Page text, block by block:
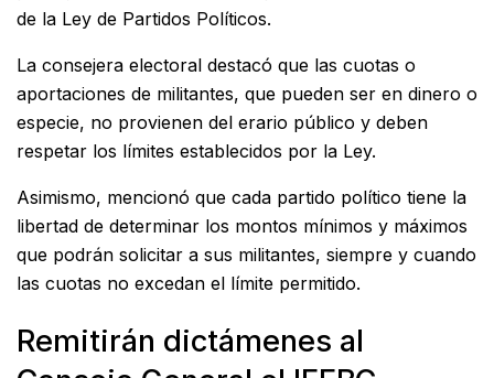
de la Ley de Partidos Políticos.
La consejera electoral destacó que las cuotas o
aportaciones de militantes, que pueden ser en dinero o
especie, no provienen del erario público y deben
respetar los límites establecidos por la Ley.
Asimismo, mencionó que cada partido político tiene la
libertad de determinar los montos mínimos y máximos
que podrán solicitar a sus militantes, siempre y cuando
las cuotas no excedan el límite permitido.
Remitirán dictámenes al